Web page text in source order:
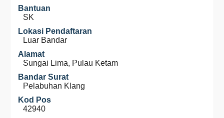
Bantuan
SK
Lokasi Pendaftaran
Luar Bandar
Alamat
Sungai Lima, Pulau Ketam
Bandar Surat
Pelabuhan Klang
Kod Pos
42940